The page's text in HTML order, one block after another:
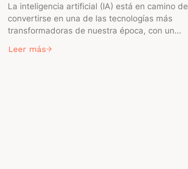
La inteligencia artificial (IA) está en camino de
convertirse en una de las tecnologías más
transformadoras de nuestra época, con un
la salud hasta la automoción, pasando por las
Leer más